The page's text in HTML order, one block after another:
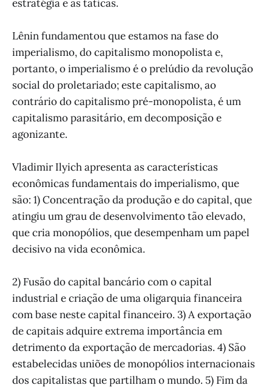
estratégia e as táticas.
Lênin fundamentou que estamos na fase do
imperialismo, do capitalismo monopolista e,
portanto, o imperialismo é o prelúdio da revolução
social do proletariado; este capitalismo, ao
contrário do capitalismo pré-monopolista, é um
capitalismo parasitário, em decomposição e
agonizante.
Vladimir Ilyich apresenta as características
econômicas fundamentais do imperialismo, que
são: 1) Concentração da produção e do capital, que
atingiu um grau de desenvolvimento tão elevado,
que cria monopólios, que desempenham um papel
decisivo na vida econômica.
2) Fusão do capital bancário com o capital
industrial e criação de uma oligarquia financeira
com base neste capital financeiro. 3) A exportação
de capitais adquire extrema importância em
detrimento da exportação de mercadorias. 4) São
estabelecidas uniões de monopólios internacionais
dos capitalistas que partilham o mundo. 5) Fim da